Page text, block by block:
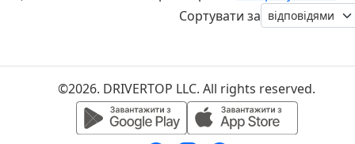
Сортувати за
©2026. DRIVERTOP LLC. All rights reserved.